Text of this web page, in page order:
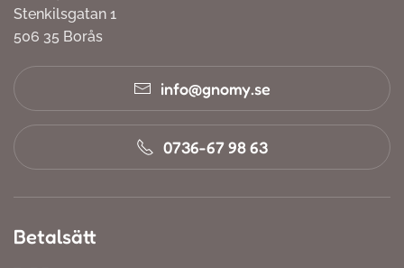
Stenkilsgatan 1
506 35 Borås
info@gnomy.se
0736-67 98 63
Betalsätt